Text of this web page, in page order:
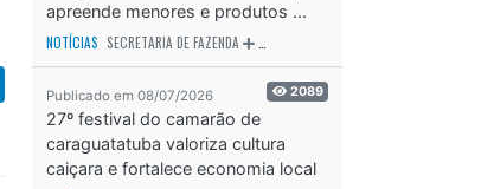
apreende menores e produtos ...
NOTÍCIAS SECRETARIA DE FAZENDA
Publicado em 08/07/2026 2089
27º festival do camarão de
caraguatatuba valoriza cultura
caiçara e fortalece economia local